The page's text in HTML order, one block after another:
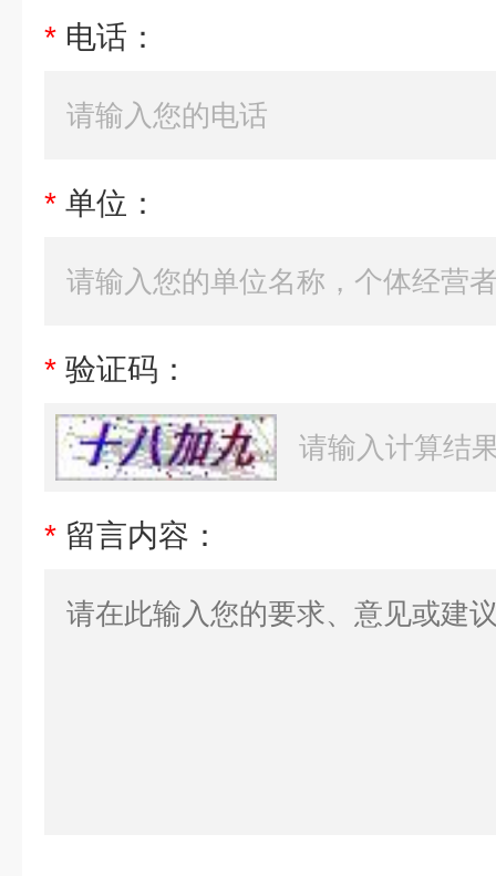
* 电话：
* 单位：
* 验证码：
* 留言内容：